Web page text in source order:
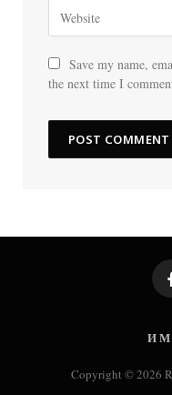
Save my name,
the next time I
И М
Copyright © 2026